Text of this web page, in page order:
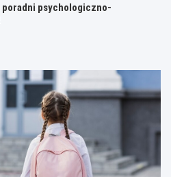
poradni psychologiczno-